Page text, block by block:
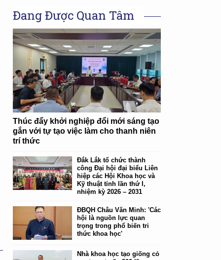
Đang Được Quan Tâm
Thúc đẩy khởi nghiệp đổi mới sáng tạo
gắn với tự tạo việc làm cho thanh niên
trí thức
Đắk Lắk tổ chức thành
công Đại hội đại biểu Liên
hiệp các Hội Khoa học và
Kỹ thuật tỉnh lần thứ I,
nhiệm kỳ 2026 – 2031
ĐBQH Châu Văn Minh: 'Các
hội là nguồn lực quan
trọng trong phổ biến tri
thức khoa học'
Nhà khoa học tạo giống cỏ